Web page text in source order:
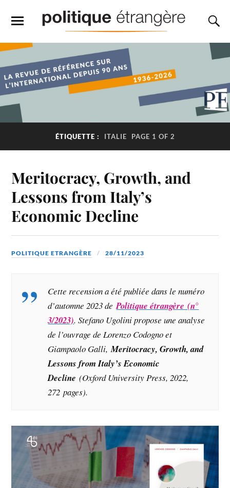
ÉTIQUETTE : ITALIE PAGE 1 OF 2
Meritocracy, Growth, and
Lessons from Italy’s
Economic Decline
POLITIQUE ETRANGÈRE 28/11/2023
Cette recension a été publiée dans le numéro
d’automne 2023 dePolitique étrangère (n°
3/2023). Stefano Ugolini propose une analyse
de l’ouvrage de Lorenzo Codogno et
Giampaolo Galli,Meritocracy, Growth, and
Lessons from Italy’s Economic
Decline (Oxford University Press, 2022,
272 pages).